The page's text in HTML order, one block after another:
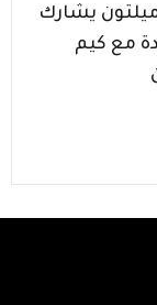
يشارك
مع كيم